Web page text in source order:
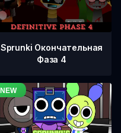
Sprunki Окончательная
Фаза 4